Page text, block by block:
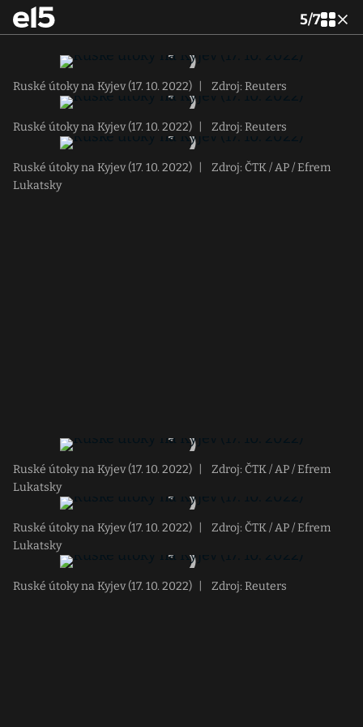
5/7
Ruské útoky na Kyjev (17. 10. 2022) Zdroj: Reuters
Ruské útoky na Kyjev (17. 10. 2022) Zdroj: Reuters
Ruské útoky na Kyjev (17. 10. 2022)
Zdroj: ČTK / AP / Efrem
Lukatsky
Ruské útoky na Kyjev (17. 10. 2022)
Zdroj: ČTK / AP / Efrem
Lukatsky
Ruské útoky na Kyjev (17. 10. 2022)
Zdroj: ČTK / AP / Efrem
Lukatsky
Ruské útoky na Kyjev (17. 10. 2022) Zdroj: Reuters